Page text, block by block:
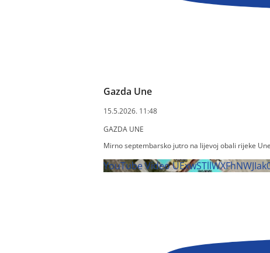
Gazda Une
15.5.2026. 11:48
GAZDA UNE
Mirno septembarsko jutro na lijevoj obali rijeke
YouTube Video